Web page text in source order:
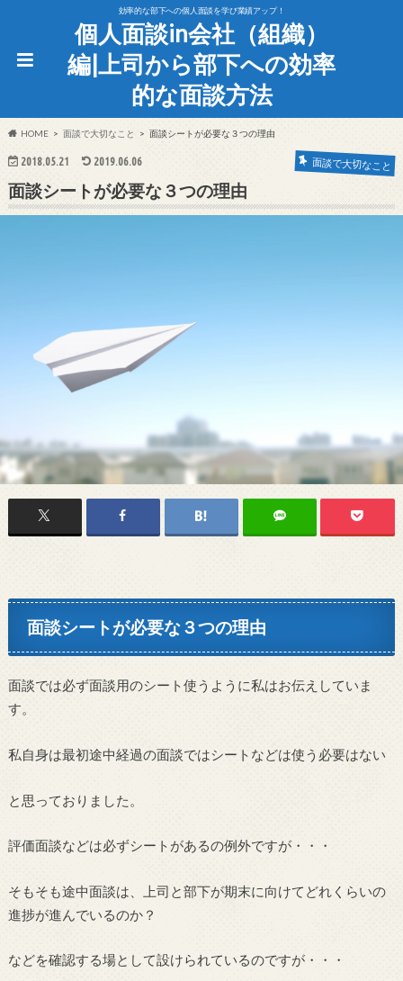
効率的な部下への個人面談を学び業績アップ！
個人面談in会社（組織）
編|上司から部下への効率
的な面談方法
HOME 面談で大切なこと 面談シートが必要な３つの理由
2018.05.21 2019.06.06 面談で大切なこと
面談シートが必要な３つの理由
面談シートが必要な３つの理由
面談では必ず面談用のシート使うように私はお伝えしていま
す。
私自身は最初途中経過の面談ではシートなどは使う必要はない
と思っておりました。
評価面談などは必ずシートがあるの例外ですが・・・
そもそも途中面談は、上司と部下が期末に向けてどれくらいの
進捗が進んでいるのか？
などを確認する場として設けられているのですが・・・